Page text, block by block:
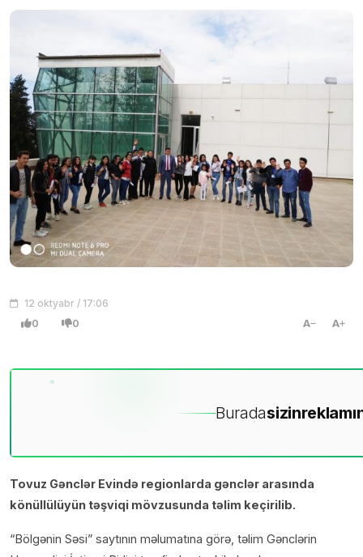
12 oktyabr / 17:06
0 0 A A
Buradasizin
Tovuz Gənclər Evində regionlarda gənclər arasında
könüllülüyün təşviqi mövzusunda təlim keçirilib.
“Bölgənin Səsi” saytının məlumatına görə, təlim Gənclərin